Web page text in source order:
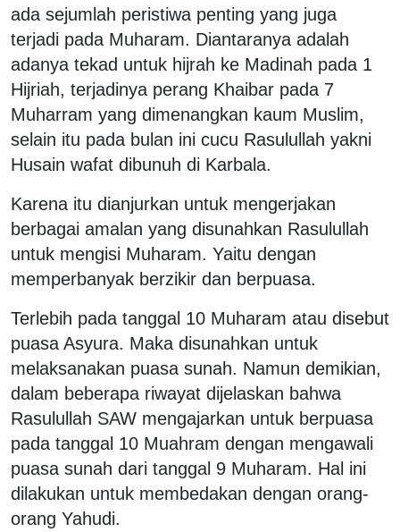
ada sejumlah peristiwa penting yang juga
terjadi pada Muharam. Diantaranya adalah
adanya tekad untuk hijrah ke Madinah pada 1
Hijriah, terjadinya perang Khaibar pada 7
Muharram yang dimenangkan kaum Muslim,
selain itu pada bulan ini cucu Rasulullah yakni
Husain wafat dibunuh di Karbala.
Karena itu dianjurkan untuk mengerjakan
berbagai amalan yang disunahkan Rasulullah
untuk mengisi Muharam. Yaitu dengan
memperbanyak berzikir dan berpuasa.
Terlebih pada tanggal 10 Muharam atau disebut
puasa Asyura. Maka disunahkan untuk
melaksanakan puasa sunah. Namun demikian,
dalam beberapa riwayat dijelaskan bahwa
Rasulullah SAW mengajarkan untuk berpuasa
pada tanggal 10 Muahram dengan mengawali
puasa sunah dari tanggal 9 Muharam. Hal ini
dilakukan untuk membedakan dengan orang-
orang Yahudi.